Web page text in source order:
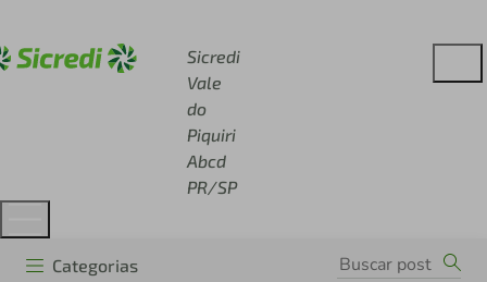
Sicredi
Vale
do
Piquiri
Abcd
PR/SP
Categorias